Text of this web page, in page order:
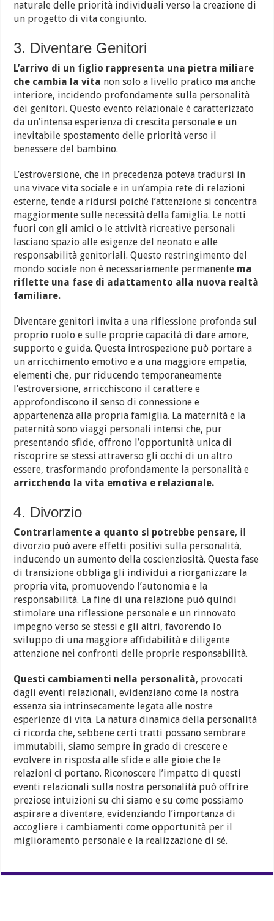
naturale delle priorità individuali verso la creazione di
un progetto di vita congiunto.
3. Diventare Genitori
L’arrivo di un figlio rappresenta una pietra miliare
che cambia la vita non solo a livello pratico ma anche
interiore, incidendo profondamente sulla personalità
dei genitori. Questo evento relazionale è caratterizzato
da un’intensa esperienza di crescita personale e un
inevitabile spostamento delle priorità verso il
benessere del bambino.
L’estroversione, che in precedenza poteva tradursi in
una vivace vita sociale e in un’ampia rete di relazioni
esterne, tende a ridursi poiché l’attenzione si concentra
maggiormente sulle necessità della famiglia. Le notti
fuori con gli amici o le attività ricreative personali
lasciano spazio alle esigenze del neonato e alle
responsabilità genitoriali. Questo restringimento del
mondo sociale non è necessariamente permanente ma
riflette una fase di adattamento alla nuova realtà
familiare.
Diventare genitori invita a una riflessione profonda sul
proprio ruolo e sulle proprie capacità di dare amore,
supporto e guida. Questa introspezione può portare a
un arricchimento emotivo e a una maggiore empatia,
elementi che, pur riducendo temporaneamente
l’estroversione, arricchiscono il carattere e
approfondiscono il senso di connessione e
appartenenza alla propria famiglia. La maternità e la
paternità sono viaggi personali intensi che, pur
presentando sfide, offrono l’opportunità unica di
riscoprire se stessi attraverso gli occhi di un altro
essere, trasformando profondamente la personalità e
arricchendo la vita emotiva e relazionale.
4. Divorzio
Contrariamente a quanto si potrebbe pensare, il
divorzio può avere effetti positivi sulla personalità,
inducendo un aumento della coscienziosità. Questa fase
di transizione obbliga gli individui a riorganizzare la
propria vita, promuovendo l’autonomia e la
responsabilità. La fine di una relazione può quindi
stimolare una riflessione personale e un rinnovato
impegno verso se stessi e gli altri, favorendo lo
sviluppo di una maggiore affidabilità e diligente
attenzione nei confronti delle proprie responsabilità.
Questi cambiamenti nella personalità, provocati
dagli eventi relazionali, evidenziano come la nostra
essenza sia intrinsecamente legata alle nostre
esperienze di vita. La natura dinamica della personalità
ci ricorda che, sebbene certi tratti possano sembrare
immutabili, siamo sempre in grado di crescere e
evolvere in risposta alle sfide e alle gioie che le
relazioni ci portano. Riconoscere l’impatto di questi
eventi relazionali sulla nostra personalità può offrire
preziose intuizioni su chi siamo e su come possiamo
aspirare a diventare, evidenziando l’importanza di
accogliere i cambiamenti come opportunità per il
miglioramento personale e la realizzazione di sé.